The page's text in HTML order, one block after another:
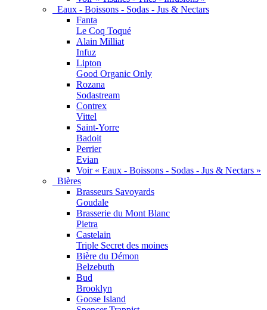
Eaux - Boissons - Sodas - Jus & Nectars
Fanta
Le Coq Toqué
Alain Milliat
Infuz
Lipton
Good Organic Only
Rozana
Sodastream
Contrex
Vittel
Saint-Yorre
Badoit
Perrier
Evian
Voir « Eaux - Boissons - Sodas - Jus & Nectars »
Bières
Brasseurs Savoyards
Goudale
Brasserie du Mont Blanc
Pietra
Castelain
Triple Secret des moines
Bière du Démon
Belzebuth
Bud
Brooklyn
Goose Island